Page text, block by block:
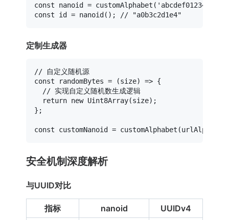
const nanoid = customAlphabet ( 'abcdef012345'
const id = nanoid (); // "a0b3c2d1e4"
定制生成器
// 自定义随机源
const
randomBytes = (size) => {
// 实现自定义随机数生成逻辑
return new Uint8Array(size);
};
const customNanoid = customAlphabet
安全机制深度解析
与UUID对比
指标 nanoid UUIDv4